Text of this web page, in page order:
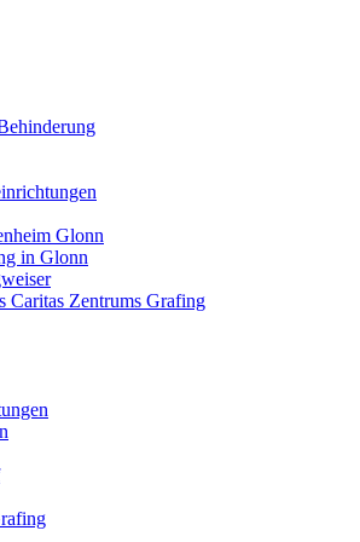
Glonn
in Glonn
Caritas Zentrums Grafing